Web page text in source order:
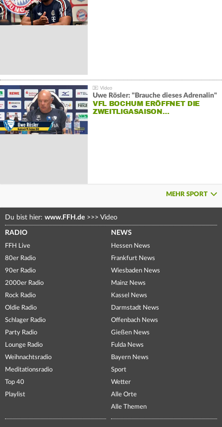
Uwe Rösler: "Brauche dieses Adrenalin"
VFL BOCHUM ERÖFFNET DIE
ZWEITLIGASAISON…
MEHR SPORT
Du bist hier: www.FFH.de >>> Video
RADIO
FFH Live
80er Radio
90er Radio
2000er Radio
Rock Radio
Oldie Radio
Schlager Radio
Party Radio
Lounge Radio
Weihnachtsradio
Meditationsradio
Top 40
Playlist
NEWS
Hessen News
Frankfurt News
Wiesbaden News
Mainz News
Kassel News
Darmstadt News
Offenbach News
Gießen News
Fulda News
Bayern News
Sport
Wetter
Alle Orte
Alle Themen